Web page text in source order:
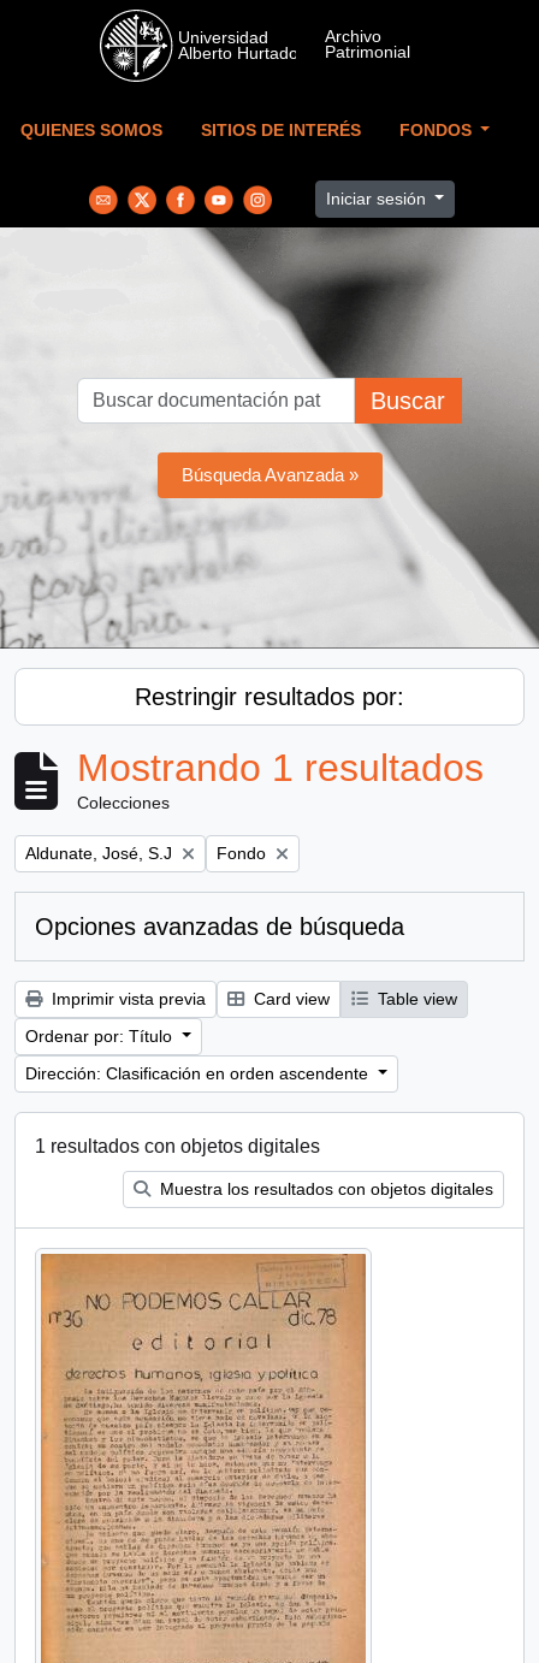
Skip to main content
QUIENES SOMOS SITIOS DE INTERÉS FONDOS
Iniciar sesión
Buscar
Búsqueda Avanzada »
Restringir resultados por:
Mostrando 1 resultados
Colecciones
Remove filter:
Aldunate, José, S.J Remove filter:
Fondo
Opciones avanzadas de búsqueda
Imprimir vista previa Card view
Table view
Ordenar por: Título
Dirección: Clasificación en orden ascendente
1 resultados con objetos digitales
Muestra los resultados con objetos digitales